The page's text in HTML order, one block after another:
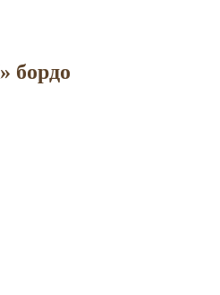
» бордо